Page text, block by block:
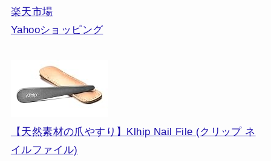
楽天市場
Yahooショッピング
【天然素材の爪やすり】Klhip Nail File (クリップ ネ
イルファイル)